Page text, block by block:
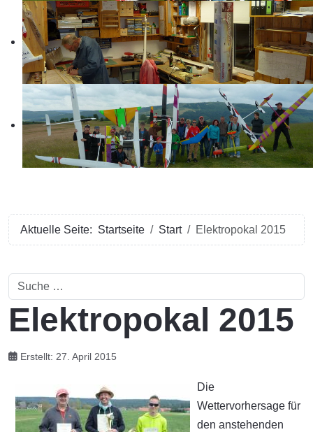
Aktuelle Seite: Startseite Start Elektropokal 2015
Suchen
Elektropokal 2015
Erstellt: 27. April 2015
Die
Wettervorhersage für
den anstehenden